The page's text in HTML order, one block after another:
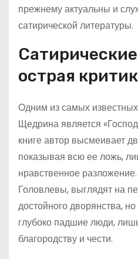
прежнему актуальны и
сатирической литературы.
острая
Одним из самых
Щедрина является
книге автор высмеивает
показывая всю ее ложь,
нравственное
Головлевы, выглядят на
достойного дворянства,
глубоко падшие люди,
благородству и чести.